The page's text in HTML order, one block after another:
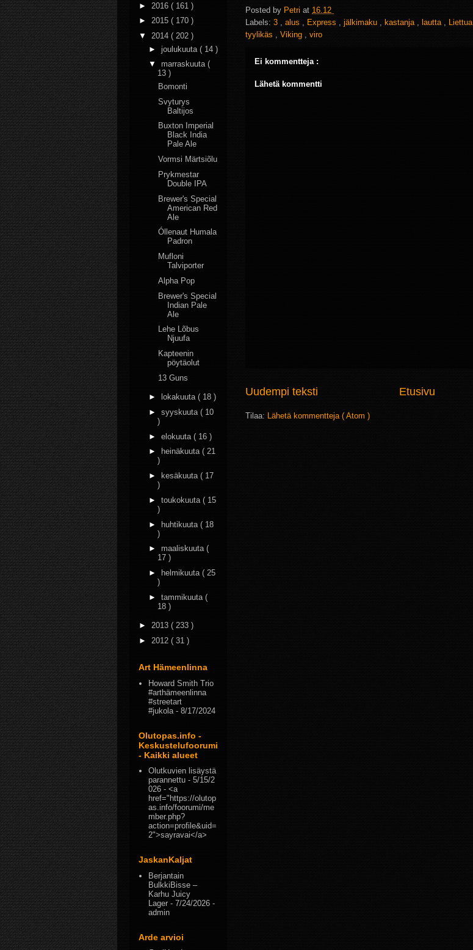
Posted by Petri at 16.12
Labels: 3 alus Express jälkimaku kastanja lautta Liettua
tyylikäs
Viking viro
Ei kommentteja :
Lähetä kommentti
Uudempi teksti Etusivu
Tilaa: Lähetä kommentteja ( Atom )
► 2016 ( 161 )
► 2015 ( 170 )
▼ 2014 ( 202 )
► joulukuuta ( 14 )
▼ marraskuuta (
13 )
Bomonti
Svyturys
Baltijos
Buxton Imperial
Black India
Pale Ale
Vormsi Märtsiõlu
Prykmestar
Double IPA
Brewer's Special
American Red
Ale
Óllenaut Humala
Padron
Mufloni
Talviporter
Alpha Pop
Brewer's Special
Indian Pale
Ale
Lehe Lõbus
Njuufa
Kapteenin
pöytäolut
13 Guns
► lokakuuta ( 18 )
► syyskuuta ( 10
)
► elokuuta ( 16 )
►
heinäkuuta ( 21
)
►
kesäkuuta ( 17
)
► toukokuuta ( 15
)
► huhtikuuta ( 18
)
► maaliskuuta (
17 )
►
helmikuuta ( 25
)
► tammikuuta (
18 )
► 2013 ( 233 )
► 2012 ( 31 )
Art Hämeenlinna
Howard Smith Trio
#arthämeenlinna
#streetart
#jukola - 8/17/2024
Olutopas.info -
Keskustelufoorumi
- Kaikki alueet
Olutkuvien lisäystä
parannettu - 5/15/2
026 - <a
href="https://olutop
as.info/foorumi/me
mber.php?
action=profile&uid=
2">sayravai</a>
JaskanKaljat
Berjantain
BulkkiBisse –
Karhu Juicy
Lager - 7/24/2026 -
admin
Arde arvioi